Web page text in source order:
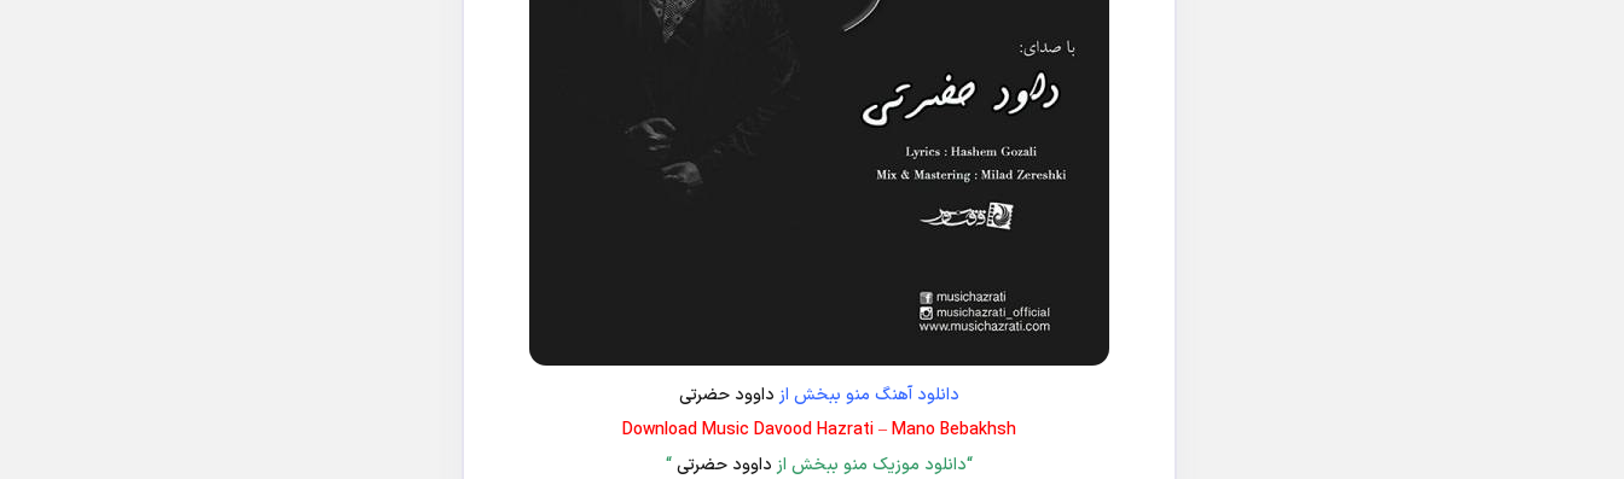
دانلود آهنگ منو ببخش از داوود حضرتی
Download Music Davood Hazrati – Mano Bebakhsh
“دانلود موزیک منو ببخش از داوود حضرتی“